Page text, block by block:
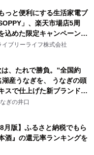
トを フィーチャーしたアニ
を公開～
っと便利にする生活家電ブ
」、楽天市場店5周
込めた限定キャンペーンを
り開催
ブリーライフ株式会社
は、たれで勝負。”全国約
湖産うなぎを、 うなぎの頭
スで仕上げた新ブランド
」誕生
ぎの井口
8月版】ふるさと納税でもら
酒』の還元率ランキングを